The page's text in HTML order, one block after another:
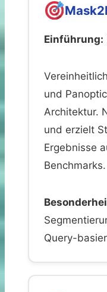
Einführung:
und
Architektur.
und erzielt
Ergebnisse
Benchmarks.
Query-